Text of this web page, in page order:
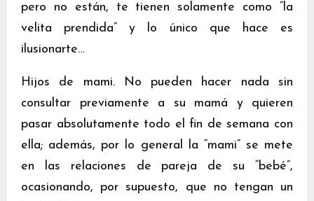
pero no están, te tienen solamente como “la
velita prendida” y lo único que hace es
ilusionarte…
Hijos de mami. No pueden hacer nada sin
consultar previamente a su mamá y quieren
pasar absolutamente todo el fin de semana con
ella; además, por lo general la “mami” se mete
en las relaciones de pareja de su “bebé”,
ocasionando, por supuesto, que no tengan un